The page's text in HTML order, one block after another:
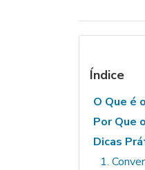
Índice
O Que é
Por Que
Dicas
1.